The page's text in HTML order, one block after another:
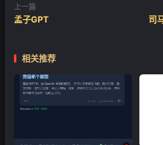
上一篇
孟子GPT
司
相关推荐